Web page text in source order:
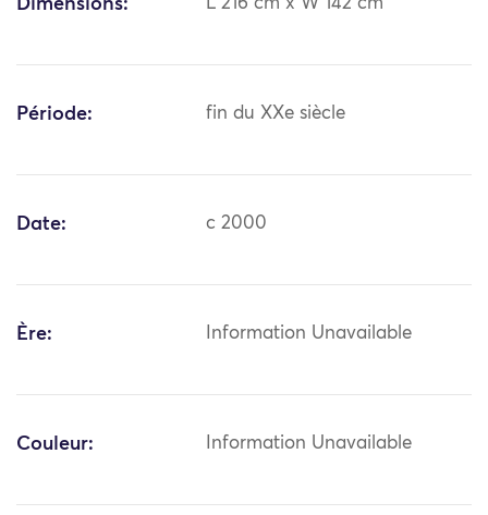
Dimensions: L 216 cm x W 142 cm
Période: fin du XXe siècle
Date: c 2000
Ère: Information Unavailable
Couleur: Information Unavailable